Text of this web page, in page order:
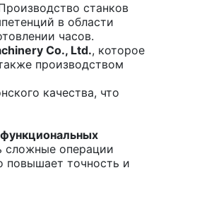
станков
в области
часов.
Co., Ltd., которое
производством
качества, что
сложные операции
повышает точность и